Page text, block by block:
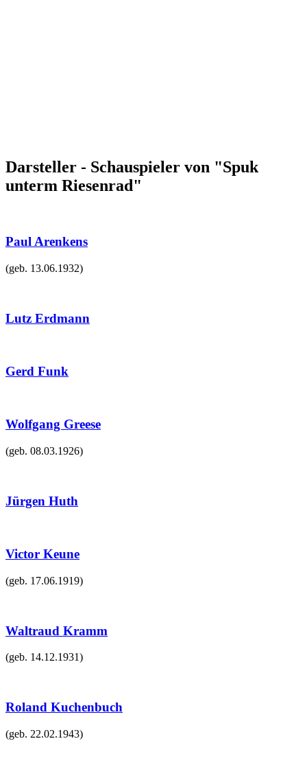
Darsteller - Schauspieler von "Spuk
unterm Riesenrad"
Paul Arenkens
(geb. 13.06.1932)
Lutz Erdmann
Gerd Funk
Wolfgang Greese
(geb. 08.03.1926)
Jürgen Huth
Victor Keune
(geb. 17.06.1919)
Waltraud Kramm
(geb. 14.12.1931)
Roland Kuchenbuch
(geb. 22.02.1943)